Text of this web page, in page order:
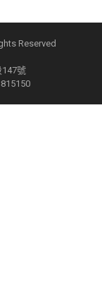
Reserved
號